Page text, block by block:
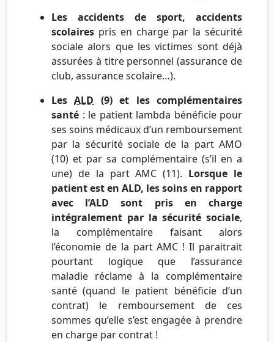
Les accidents de sport, accidents
scolaires pris en charge par la sécurité
sociale alors que les victimes sont déjà
assurées à titre personnel (assurance de
club, assurance scolaire…).
LesALD (9) et les complémentaires
santé : le patient lambda bénéficie pour
ses soins médicaux d’un remboursement
par la sécurité sociale de la part AMO
(10) et par sa complémentaire (s’il en a
une) de la part AMC (11). Lorsque le
patient est en ALD, les soins en rapport
avec l’ALD sont pris en charge
intégralement par la sécurité sociale,
la complémentaire faisant alors
l’économie de la part AMC ! Il paraitrait
pourtant logique que l’assurance
maladie réclame à la complémentaire
santé (quand le patient bénéficie d’un
contrat) le remboursement de ces
sommes qu’elle s’est engagée à prendre
en charge par contrat !